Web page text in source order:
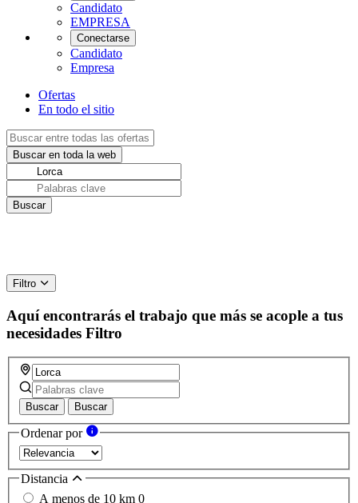
Candidato
EMPRESA
Conectarse
Candidato
Empresa
Ofertas
En todo el sitio
Filtro
Aquí encontrarás el trabajo que más se acople a tus
necesidades Filtro
Buscar Buscar
Ordenar por
Distancia
A menos de 10 km 0